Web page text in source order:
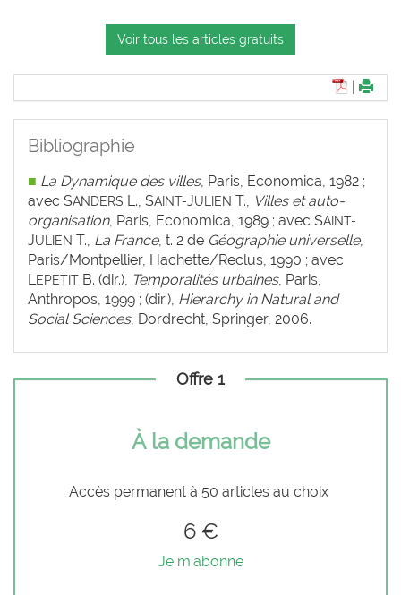
Voir tous les articles gratuits
Bibliographie
■ La Dynamique des villes, Paris, Economica, 1982 ;
avec SANDERS L., SAINT-JULIEN T., Villes et auto-
organisation, Paris, Economica, 1989 ; avec SAINT-
JULIEN T., La France, t. 2 de Géographie universelle,
Paris/Montpellier, Hachette/Reclus, 1990 ; avec
LEPETIT B. (dir.), Temporalités urbaines, Paris,
Anthropos, 1999 ; (dir.), Hierarchy in Natural and
Social Sciences, Dordrecht, Springer, 2006.
Offre 1
À la demande
Accès permanent à 50 articles au choix
6 €
Je m'abonne